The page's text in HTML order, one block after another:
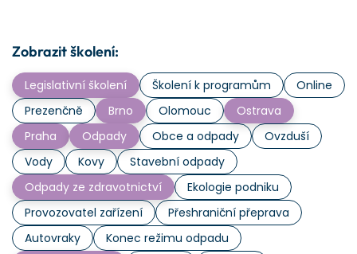
Zobrazit školení:
Legislativní školení Školení k programům
Online
Prezenčně
Brno Olomouc
Ostrava
Praha
Odpady Obce a odpady
Ovzduší
Vody
Kovy
Stavební odpady
Odpady ze zdravotnictví
Ekologie podniku
Provozovatel zařízení
Přeshraniční přeprava
Autovraky
Konec režimu odpadu